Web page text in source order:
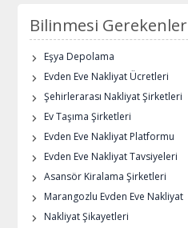
Bilinmesi Gerekenler
Eşya Depolama
Evden Eve Nakliyat Ücretleri
Şehirlerarası Nakliyat Şirketleri
Ev Taşıma Şirketleri
Evden Eve Nakliyat Platformu
Evden Eve Nakliyat Tavsiyeleri
Asansör Kiralama Şirketleri
Marangozlu Evden Eve Nakliyat
Nakliyat Şikayetleri